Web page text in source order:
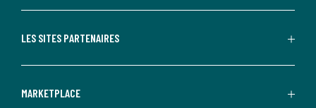
LES SITES PARTENAIRES
MARKETPLACE